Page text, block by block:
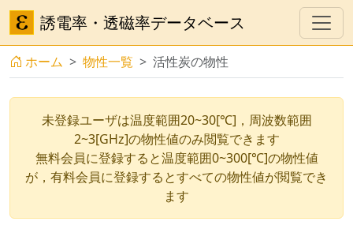
誘電率・透磁率データベース
ホーム 物性一覧 活性炭の物性
未登録ユーザは温度範囲20~30[℃]，周波数範囲
2~3[GHz]の物性値のみ閲覧できます
無料会員に登録すると温度範囲0~300[℃]の物性値
が，有料会員に登録するとすべての物性値が閲覧でき
ます